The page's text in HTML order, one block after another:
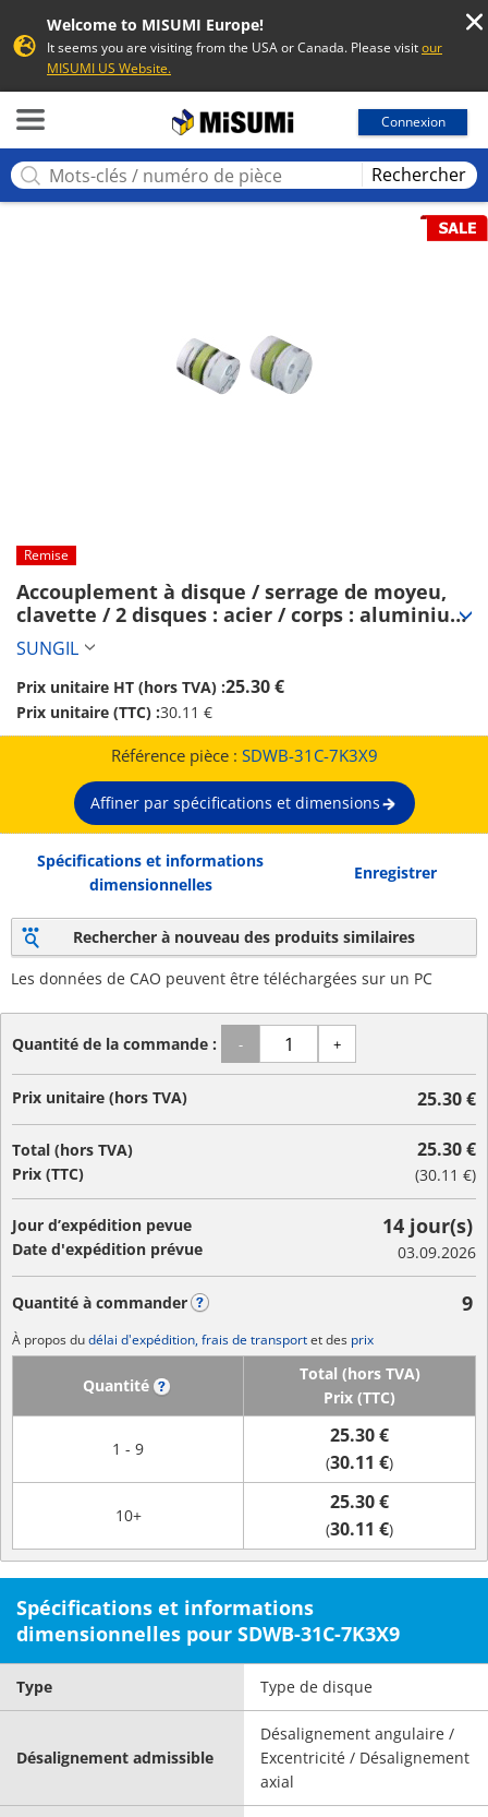
Welcome to MISUMI Europe!
It seems you are visiting from the USA or Canada. Please visitour
MISUMI US Website.
Connexion
Rechercher
Remise
Accouplement à disque / serrage de moyeu,
clavette / 2 disques : acier / corps : aluminium
/ SDWB / SUNGIL (SDWB-31C-7K3X9)
SUNGIL
Prix unitaire HT (hors TVA) :25.30 €
Prix unitaire (TTC) :30.11 €
Référence pièce : SDWB-31C-7K3X9
Affiner par spécifications et dimensions
Spécifications et informations
dimensionnelles
Enregistrer
Rechercher à nouveau des produits similaires
Les données de CAO peuvent être téléchargées sur un PC
Quantité de la commande : - +
Prix unitaire (hors TVA) 25.30 €
Total (hors TVA)
Prix (TTC)
25.30 €
(30.11 €)
Jour d’expédition pevue
Date d'expédition prévue
14 jour(s)
03.09.2026
Quantité à commander 9
À propos dudélai d'expédition, frais de transportet des prix
Quantité
Total (hors TVA)
Prix (TTC)
1 - 9
25.30 €
(30.11 €)
10+
25.30 €
(30.11 €)
Spécifications et informations
dimensionnelles pour SDWB-31C-7K3X9
Type Type de disque
Désalignement admissible
Désalignement angulaire /
Excentricité / Désalignement
axial